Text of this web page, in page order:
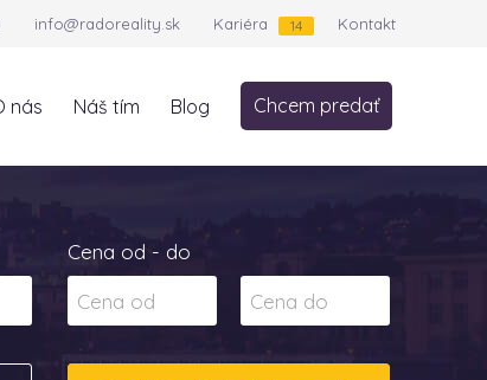
info@radoreality.sk Kariéra 14 Kontakt
nás Náš tím Blog Chcem predať
Cena od - do